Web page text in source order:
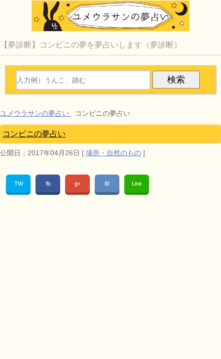
【夢診断】コンビニの夢を夢占いします（夢診断）
ユメウラサンの夢占い コンビニの夢占い
コンビニの夢占い
公開日： 2017年04月26日 [ 場所・自然のもの ]
TW fb g+ B! Line